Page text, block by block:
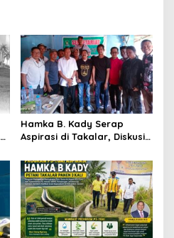
Hamka B. Kady Serap
Aspirasi di Takalar, Diskusi
LSM Bahas Pembangunan